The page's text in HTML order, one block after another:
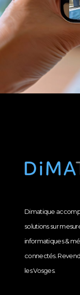
Dimatique
solutions sur
informatiques &
connectés.
les Vosges.